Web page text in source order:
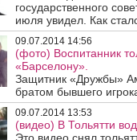
государственного
июля увидел. Как
09.07.2014 14:56
(фото) Воспитанник
«Барселону».
Защитник «Дружбы»
братом бывшего
09.07.2014 13:53
(видео) В Тольятти